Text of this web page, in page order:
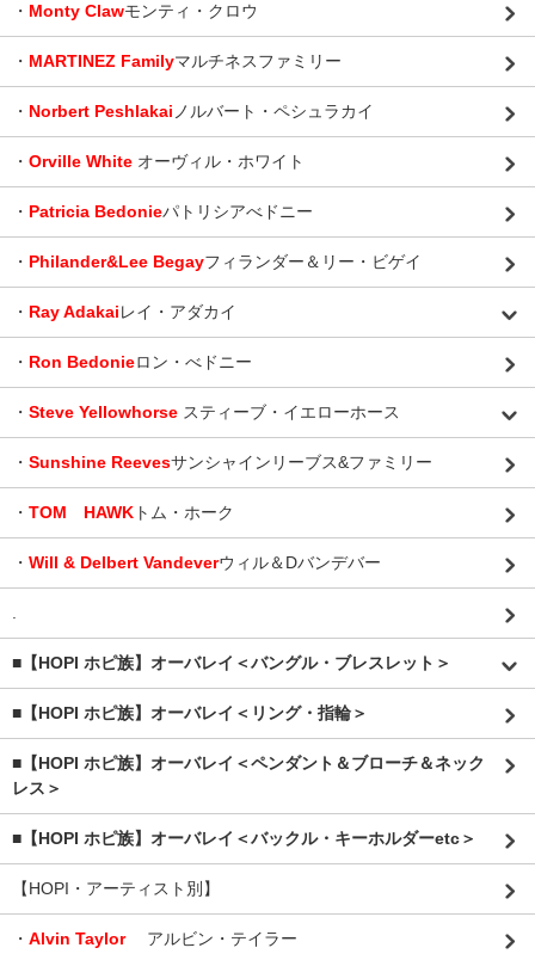
・ Monty Clawモンティ・クロウ
・ MARTINEZ Familyマルチネスファミリー
・ Norbert Peshlakai ノルバート・ペシュラカイ
・ Orville White オーヴィル・ホワイト
・ Patricia Bedonieパトリシアべドニー
・ Philander&Lee Begayフィランダー＆リー・ビゲイ
・ Ray Adakaiレイ・アダカイ
・ Ron Bedonieロン・べドニー
・ Steve Yellowhorse スティーブ・イエローホース
・ Sunshine Reevesサンシャインリーブス&ファミリー
・ TOM HAWK トム・ホーク
・ Will & Delbert Vandeverウィル＆Dバンデバー
.
■【HOPI ホピ族】オーバレイ＜バングル・ブレスレット＞
■【HOPI ホピ族】オーバレイ＜リング・指輪＞
■【HOPI ホピ族】オーバレイ＜ペンダント＆ブローチ＆ネック
レス＞
■【HOPI ホピ族】オーバレイ＜バックル・キーホルダーetc＞
【HOPI・アーティスト別】
・ Alvin Taylor アルビン・テイラー